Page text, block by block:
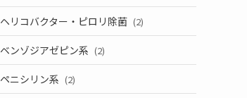
ヘリコバクター・ピロリ除菌 (2)
ベンゾジアゼピン系 (2)
ペニシリン系 (2)